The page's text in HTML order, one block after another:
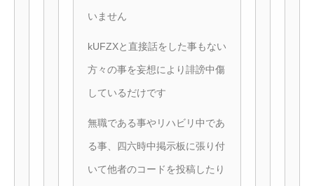
いません
kUFZXと直接話をした事もない
方々の事を妄想により誹謗中傷
しているだけです
無職である事やリハビリ中であ
る事、四六時中掲示板に張り付
いて他者のコードを投稿したり